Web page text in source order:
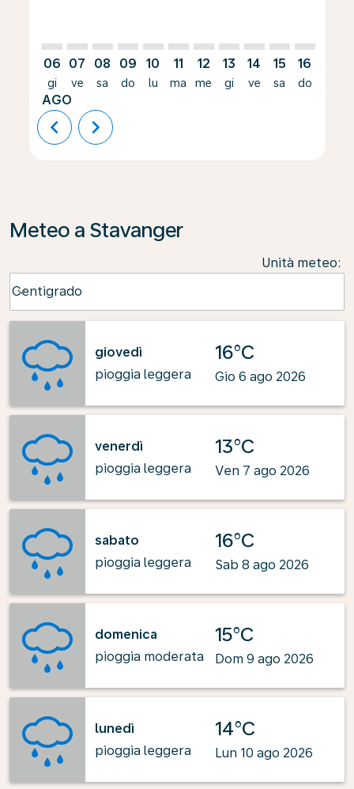
06
gi
AGO
07
ve
08
sa
09
do
10
lu
11
ma
12
me
13
gi
14
ve
15
sa
16
do
chevron_left chevron_right
Meteo a Stavanger
Unità meteo:
Centigrado
keyboard_arrow_down
giovedì
pioggia leggera
16°C
Gio 6 ago 2026
venerdì
pioggia leggera
13°C
Ven 7 ago 2026
sabato
pioggia leggera
16°C
Sab 8 ago 2026
domenica
pioggia moderata
15°C
Dom 9 ago 2026
lunedì
pioggia leggera
14°C
Lun 10 ago 2026